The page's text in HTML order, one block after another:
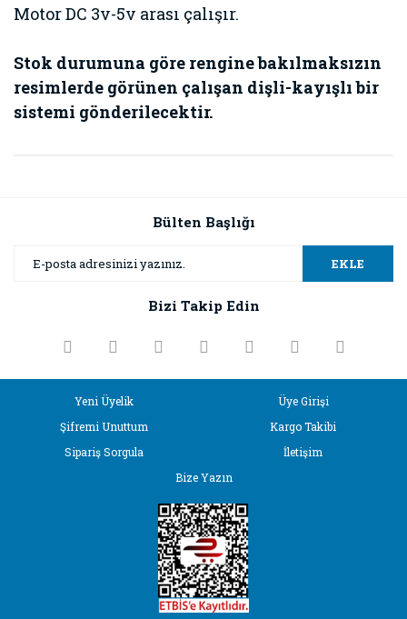
Motor DC 3v-5v arası çalışır.
Stok durumuna göre rengine bakılmaksızın
resimlerde görünen çalışan dişli-kayışlı bir
sistemi gönderilecektir.
Görüş ve önerileriniz için teşekkür ederiz.
Ürün resmi kalitesiz, bozuk veya görüntülenemiyor.
Ürün bilgilerinde hatalar bulunuyor.
Gönder
Bülten Başlığı
EKLE
Bizi Takip Edin
Yeni Üyelik
Üye Girişi
Şifremi Unuttum
Kargo Takibi
Sipariş Sorgula
İletişim
Bize Yazın